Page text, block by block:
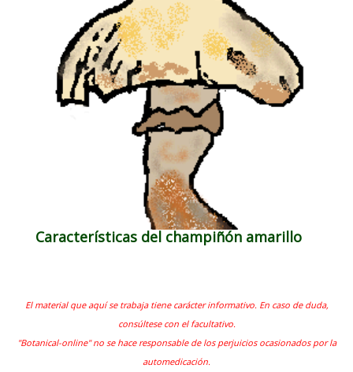
Características del champiñón amarillo
El material que aquí se trabaja tiene carácter informativo. En caso de duda,
consúltese con el facultativo.
"Botanical-online" no se hace responsable de los perjuicios ocasionados por la
automedicación.